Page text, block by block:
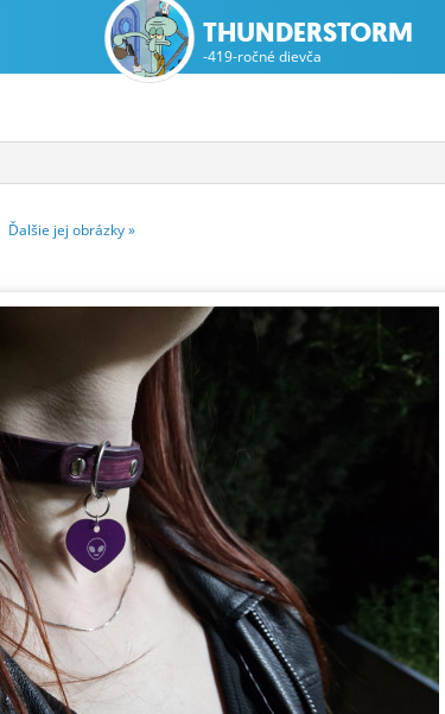
THUNDERSTORM
-419-ročné dievča
Ďalšie jej obrázky»